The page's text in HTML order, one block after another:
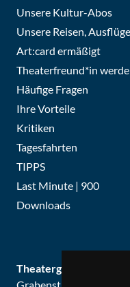
Unsere Kultur-Abos
Unsere Reisen,
Art:card ermäßigt
Theaterfreund*in
Häufige Fragen
Ihre Vorteile
Kritiken
Tagesfahrten
TIPPS
Last Minute | 900
Downloads
Theatergemeinde
Grabenstraße 8